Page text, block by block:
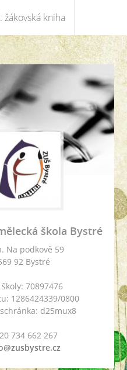
žákovská kniha
škola Bystré
Na podkově 59
92 Bystré
školy: 70897476
1286424339/0800
d25mux8
734 662 267